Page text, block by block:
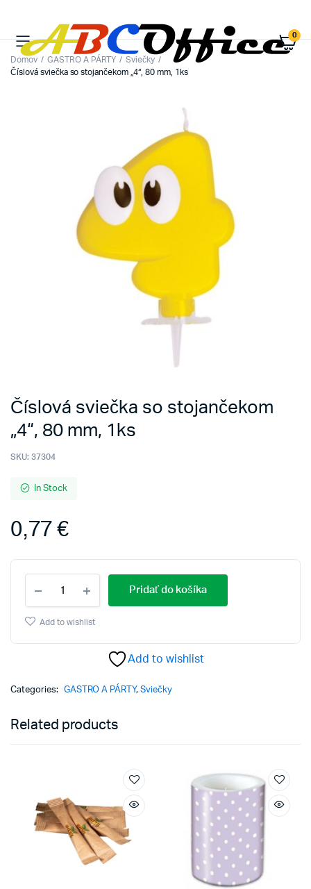
0
Domov GASTRO A PÁRTY
Sviečky
Číslová sviečka so stojančekom „4“, 80 mm, 1ks
Číslová sviečka so stojančekom
„4“, 80 mm, 1ks
SKU: 37304
In Stock
0,77€
sviečka
so
stojančekom
80
quantity
Pridať do košíka
Add to wishlist
Add to wishlist
Categories: GASTRO A PÁRTY,Sviečky
Related products